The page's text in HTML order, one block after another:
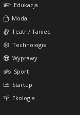
Edukacja
Moda
Teatr / Taniec
Technologie
Wyprawy
Sport
Startup
Ekologia